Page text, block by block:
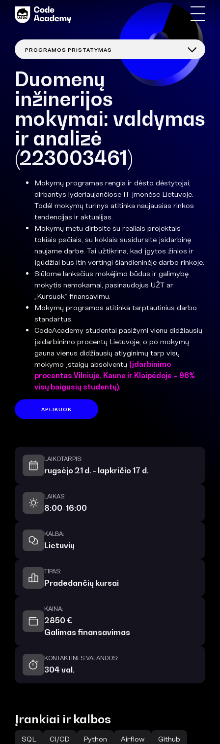
Duomenų
inžinerijos
mokymai: valdymas
ir analizė
(223003461)
Mokymų programas rengia ir dėsto dėstytojai,
dirbantys lyderiaujančiose IT įmonėse Lietuvoje.
Todėl mokymų turinys atitinka naujausias rinkos
tendencijas ir aktualijas.
Mokymų metu dirbsite su realiais projektais –
tokiais pačiais, su kokiais susidursite įsidarbinę
naujame darbe. Tai užtikrina, kad įgytos žinios ir
įgūdžiai bus itin vertingi šiandieninėje darbo rinkoje.
Siūlome lanksčius mokėjimo būdus ir galimybę
mokytis nemokamai, pasinaudojus UŽT ar
„Kursuok“ finansavimu.
Mokymų programos atitinka tarptautinius darbo
standartus.
CodeAcademy studentai pasižymi vienu didžiausių
įsidarbinimo procentų Lietuvoje, o po mokymų
gauna vienus didžiausių atlyginimų tarp visų
mokymo įstaigų absolventų (įdarbinimo
procentas Vilniuje, Kaune ir Klaipėdoje – 96%
visų baigusių studentų).
APLIKUOK
LAIKOTARPIS:
rugsėjo 21 d. - lapkričio 17 d.
LAIKAS:
8:00-16:00
KALBA:
Lietuvių
TIPAS:
Pradedančių kursai
KAINA:
2850 €
Galimas finansavimas
KONTAKTINĖS VALANDOS:
304 val.
Įrankiai ir kalbos
SQL CI/CD Python Airflow
Github